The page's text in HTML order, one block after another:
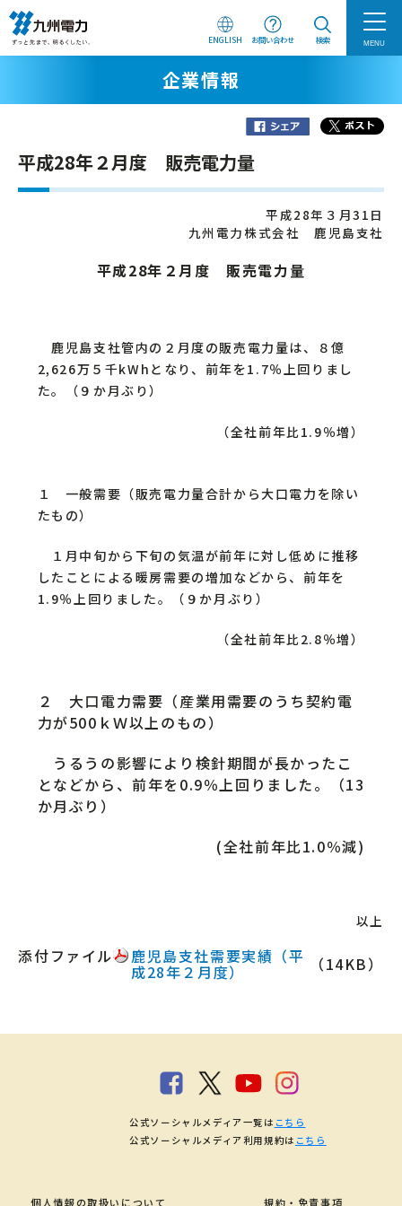
ENGLISH お問い合わせ 検索 MENU
企業情報
平成28年２月度 販売電力量
平成28年３月31日
九州電力株式会社 鹿児島支社
平成28年２月度 販売電力量
鹿児島支社管内の２月度の販売電力量は、８億
2,626万５千kWhとなり、前年を1.7％上回りまし
た。（９か月ぶり）
（全社前年比1.9％増）
１ 一般需要（販売電力量合計から大口電力を除い
たもの）
１月中旬から下旬の気温が前年に対し低めに推移
したことによる暖房需要の増加などから、前年を
1.9％上回りました。（９か月ぶり）
（全社前年比2.8％増）
２ 大口電力需要（産業用需要のうち契約電
力が500ｋＷ以上のもの）
うるうの影響により検針期間が長かったこ
となどから、前年を0.9％上回りました。（13
か月ぶり）
(全社前年比1.0％減)
以上
添付ファイル 鹿児島支社需要実績（平
成28年２月度） （14KB）
個人情報の取扱いについて 規約・免責事項
公式ソーシャルメディア一覧は こちら
公式ソーシャルメディア利用規約は こちら